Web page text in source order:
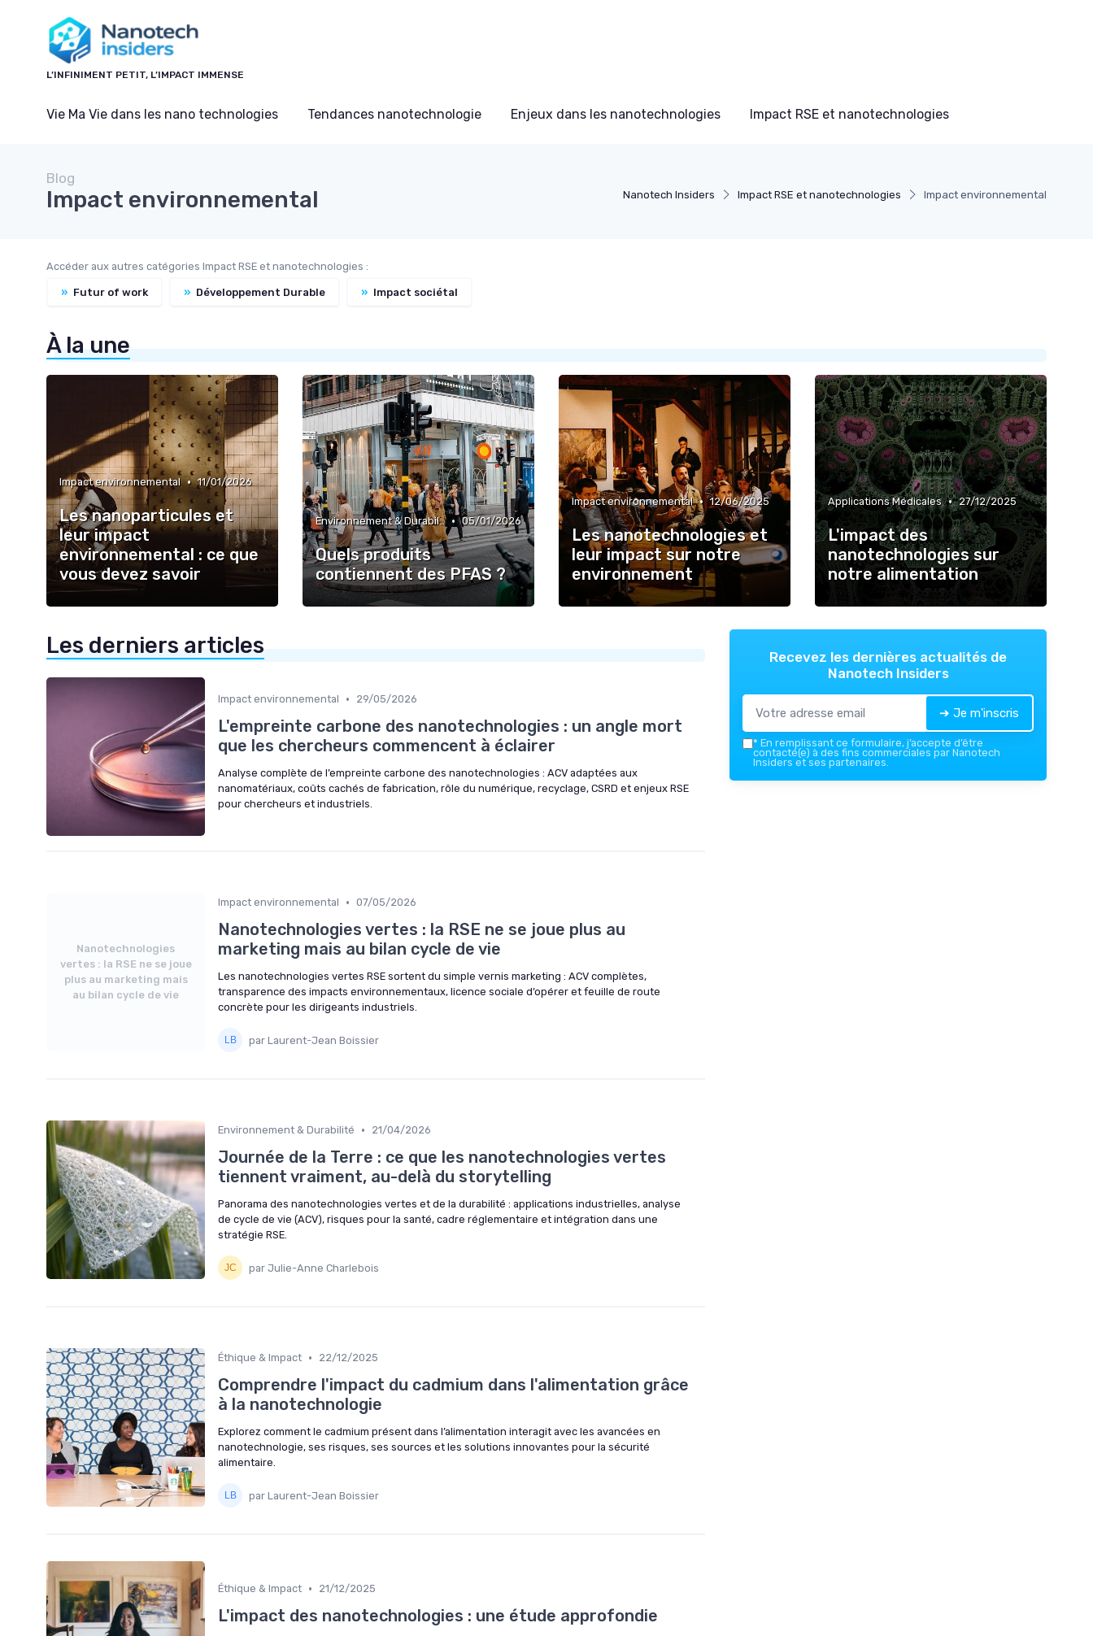
L’INFINIMENT PETIT, L’IMPACT IMMENSE
Vie Ma Vie dans les nano technologies Tendances nanotechnologie Enjeux dans les nanotechnologies Impact RSE et nanotechnologies
Nanotech Insiders Impact RSE et nanotechnologies Impact environnemental
Blog
Impact environnemental
Accéder aux autres catégories Impact RSE et nanotechnologies :
» Futur of work » Développement Durable » Impact sociétal
À la une
Impact environnemental • 11/01/2026
Les nanoparticules et
leur impact
environnemental : ce que
vous devez savoir
Environnement & Durabilité • 05/01/2026
Quels produits
contiennent des PFAS ?
Impact environnemental • 12/06/2025
Les nanotechnologies et
leur impact sur notre
environnement
Applications Médicales • 27/12/2025
L'impact des
nanotechnologies sur
notre alimentation
Les derniers articles
Impact environnemental • 29/05/2026
L'empreinte carbone des nanotechnologies : un angle mort
que les chercheurs commencent à éclairer
Analyse complète de l’empreinte carbone des nanotechnologies : ACV adaptées aux
nanomatériaux, coûts cachés de fabrication, rôle du numérique, recyclage, CSRD et enjeux RSE
pour chercheurs et industriels.
Nanotechnologies
vertes : la RSE ne se joue
plus au marketing mais
au bilan cycle de vie
Impact environnemental • 07/05/2026
Nanotechnologies vertes : la RSE ne se joue plus au
marketing mais au bilan cycle de vie
Les nanotechnologies vertes RSE sortent du simple vernis marketing : ACV complètes,
transparence des impacts environnementaux, licence sociale d’opérer et feuille de route
concrète pour les dirigeants industriels.
par Laurent-Jean Boissier
Environnement & Durabilité • 21/04/2026
Journée de la Terre : ce que les nanotechnologies vertes
tiennent vraiment, au-delà du storytelling
Panorama des nanotechnologies vertes et de la durabilité : applications industrielles, analyse
de cycle de vie (ACV), risques pour la santé, cadre réglementaire et intégration dans une
stratégie RSE.
par Julie-Anne Charlebois
Éthique & Impact • 22/12/2025
Comprendre l'impact du cadmium dans l'alimentation grâce
à la nanotechnologie
Explorez comment le cadmium présent dans l’alimentation interagit avec les avancées en
nanotechnologie, ses risques, ses sources et les solutions innovantes pour la sécurité
alimentaire.
par Laurent-Jean Boissier
Éthique & Impact • 21/12/2025
L'impact des nanotechnologies : une étude approfondie
Recevez les dernières actualités de
Nanotech Insiders
➔ Je m'inscris
* En remplissant ce formulaire, j’accepte d’être
contacté(e) à des fins commerciales par Nanotech
Insiders et ses partenaires.